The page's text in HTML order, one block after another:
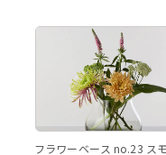
フラワーベース no.23 ス